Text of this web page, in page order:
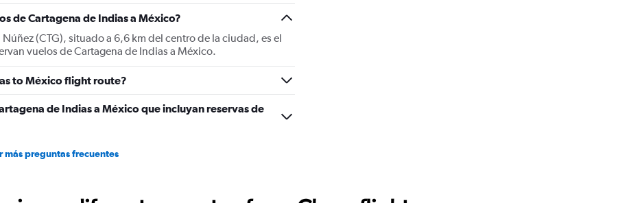
de Cartagena de Indias a México?
(CTG), situado a 6,6 km del centro de la ciudad, es el
vuelos de Cartagena de Indias a México.
to México flight route?
de Indias a México que incluyan reservas de
más preguntas frecuentes